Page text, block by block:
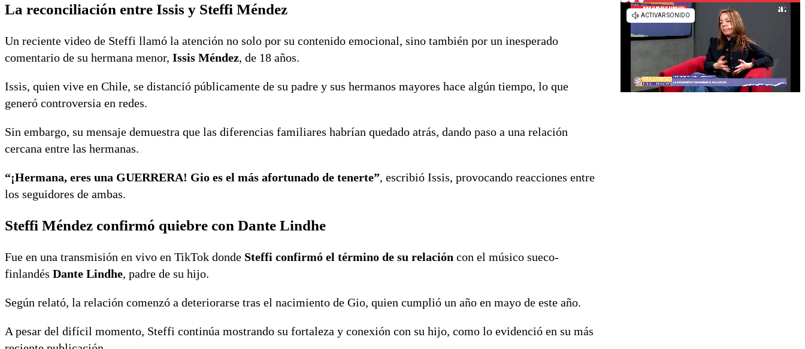
La reconciliación entre Issis y Steffi Méndez
Un reciente video de Steffi llamó la atención no solo por su contenido emocional, sino también por un inesperado
comentario de su hermana menor, Issis Méndez, de 18 años.
Issis, quien vive en Chile, se distanció públicamente de su padre y sus hermanos mayores hace algún tiempo, lo que
generó controversia en redes.
Sin embargo, su mensaje demuestra que las diferencias familiares habrían quedado atrás, dando paso a una relación
cercana entre las hermanas.
“¡Hermana, eres una GUERRERA! Gio es el más afortunado de tenerte”, escribió Issis, provocando reacciones entre
los seguidores de ambas.
Steffi Méndez confirmó quiebre con Dante Lindhe
Fue en una transmisión en vivo en TikTok donde Steffi confirmó el término de su relación con el músico sueco-
finlandés Dante Lindhe, padre de su hijo.
Según relató, la relación comenzó a deteriorarse tras el nacimiento de Gio, quien cumplió un año en mayo de este año.
A pesar del difícil momento, Steffi continúa mostrando su fortaleza y conexión con su hijo, como lo evidenció en su más